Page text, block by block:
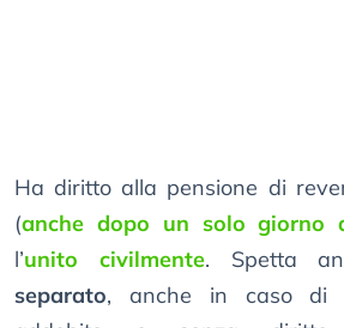
Ha diritto alla pensione di
(anche dopo un solo giorno
l’unito civilmente. Spetta
separato, anche in caso di